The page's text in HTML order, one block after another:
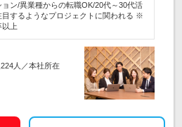
ョン/異業種からの転職OK/20代～30代活
目するようなプロジェクトに関われる ※
上
人／本社所在